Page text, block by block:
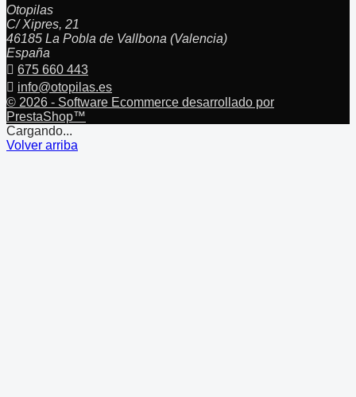
Otopilas
C/ Xipres, 21
46185 La Pobla de Vallbona (Valencia)
España
 675 660 443
 info@otopilas.es
© 2026 - Software Ecommerce desarrollado por
PrestaShop™
Cargando...
Volver arriba